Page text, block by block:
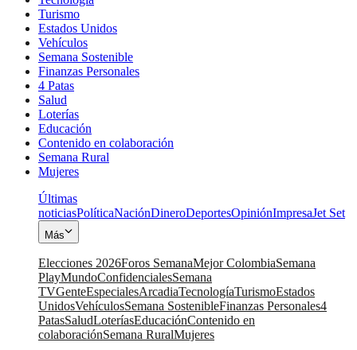
Turismo
Estados Unidos
Vehículos
Semana Sostenible
Finanzas Personales
4 Patas
Salud
Loterías
Educación
Contenido en colaboración
Semana Rural
Mujeres
Últimas
noticiasPolíticaNaciónDineroDeportesOpiniónImpresaJet Set
Más
Elecciones 2026Foros SemanaMejor ColombiaSemana
PlayMundoConfidencialesSemana
TVGenteEspecialesArcadiaTecnologíaTurismoEstados
UnidosVehículosSemana SostenibleFinanzas Personales4
PatasSaludLoteríasEducaciónContenido en
colaboraciónSemana RuralMujeres